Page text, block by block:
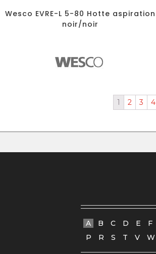
Wesco EVRE-L 5-80 Hotte aspiration
noir/noir
1 2 3 4
A B C D E F
P
R S T V W